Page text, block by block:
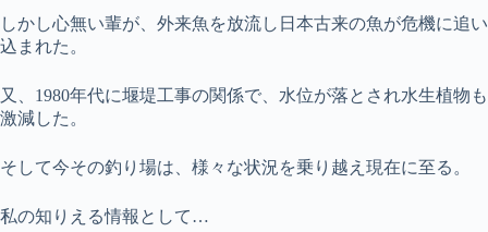
しかし心無い輩が、外来魚を放流し日本古来の魚が危機に追い
込まれた。
又、1980年代に堰堤工事の関係で、水位が落とされ水生植物も
激減した。
そして今その釣り場は、様々な状況を乗り越え現在に至る。
私の知りえる情報として…